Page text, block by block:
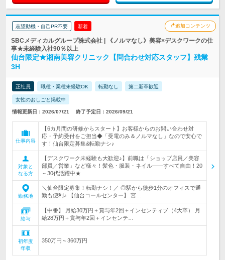
志望動機・自己PR不要 新着 追加コンテンツ
SBCメディカルグループ株式会社 | 《ノルマなし》美容×デスクワークの仕
事★未経験入社90％以上
仙台限定★湘南美容クリニック【問合わせ対応スタッフ】残業
3H
正社員 職種・業種未経験OK 転勤なし 第二新卒歓迎
女性のおしごと掲載中
情報更新日：2026/07/21 終了予定日：2026/09/21
仕事内容
【6カ月間の研修からスタート】お客様からのお問い合わせ対
応・予約受付をご担当◆「受電のみ＆ノルマなし」なので安心で
す！仙台限定募集&転勤ナシ♪
対象と
なる方
【デスクワーク未経験も大歓迎♪】前職は「ショップ店員／美容
部員／営業」など様々！髪色・服装・ネイル――すべて自由！20
～30代活躍中★
勤務地
＼仙台限定募集！転勤ナシ！／ ◎駅から徒歩1分のオフィスで通
勤も便利♪ 【仙台コールセンター】 宮…
給与
【中番】 月給30万円＋賞与年2回＋インセンティブ（4大卒） 月
給28万円＋賞与年2回＋インセンテ…
初年度
年収
350万円～360万円